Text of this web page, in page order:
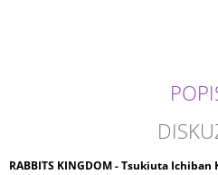
RABBITS KINGDOM - Tsukiuta Ichiban
Kč